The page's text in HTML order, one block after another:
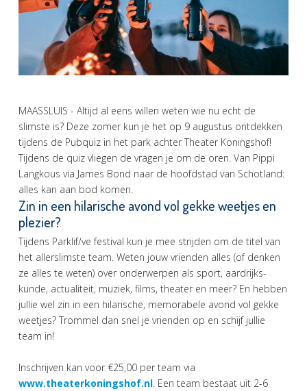
MAASSLUIS - Altijd al eens willen weten wie nu echt de
slimste is? Deze zomer kun je het op 9 augustus ontdekken
tijdens de Pubquiz in het park achter Theater Koningshof!
Tijdens de quiz vliegen de vragen je om de oren. Van Pippi
Langkous via James Bond naar de hoofdstad van Schotland:
alles kan aan bod komen.
Zin in een hilarische avond vol gekke weetjes en
plezier?
Tijdens Parklif/ve festival kun je mee strijden om de titel van
het allerslimste team. Weten jouw vrienden alles (of denken
ze alles te weten) over onderwerpen als sport, aardrijks-
kunde, actualiteit, muziek, films, theater en meer? En hebben
jullie wel zin in een hilarische, memorabele avond vol gekke
weetjes? Trommel dan snel je vrienden op en schijf jullie
team in!
Inschrijven kan voor €25,00 per team via
www.theaterkoningshof.nl . Een team bestaat uit 2-6